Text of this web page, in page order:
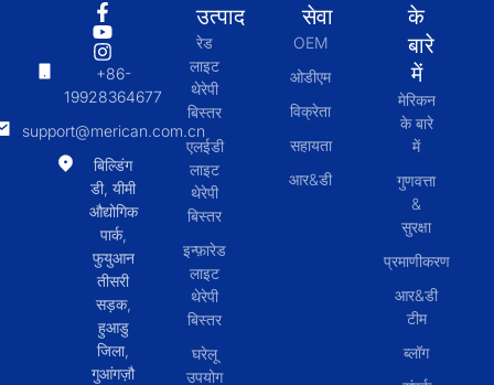
+86-
19928364677
support@merican.com.cn
बिल्डिंग
डी, यीमी
औद्योगिक
पार्क,
फुयुआन
तीसरी
सड़क,
हुआडु
जिला,
गुआंगज़ौ
उत्पाद
रेड
लाइट
थेरेपी
बिस्तर
एलईडी
लाइट
थेरेपी
बिस्तर
इन्फ़ारेड
लाइट
थेरेपी
बिस्तर
घरेलू
उपयोग
सेवा
OEM
ओडीएम
विक्रेता
सहायता
आर&डी
के
बारे
में
मेरिकन
के बारे
में
गुणवत्ता
&
सुरक्षा
प्रमाणीकरण
आर&डी
टीम
ब्लॉग